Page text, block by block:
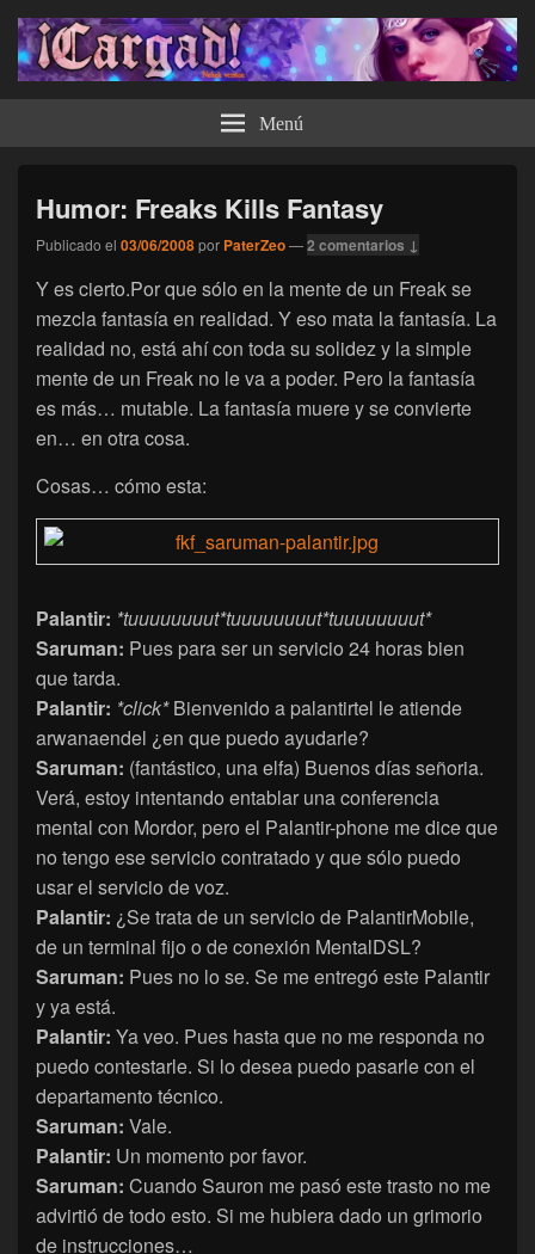
¡Cargad! Menú
Humor: Freaks Kills Fantasy
Publicado el 03/06/2008por PaterZeo—2 comentarios ↓
Y es cierto.Por que sólo en la mente de un Freak se
mezcla fantasía en realidad. Y eso mata la fantasía. La
realidad no, está ahí con toda su solidez y la simple
mente de un Freak no le va a poder. Pero la fantasía
es más… mutable. La fantasía muere y se convierte
en… en otra cosa.
Cosas… cómo esta:
Palantir: *tuuuuuuuut*tuuuuuuuut*tuuuuuuuut*
Saruman: Pues para ser un servicio 24 horas bien
que tarda.
Palantir: *click*Bienvenido a palantirtel le atiende
arwanaendel ¿en que puedo ayudarle?
Saruman: (fantástico, una elfa) Buenos días señoria.
Verá, estoy intentando entablar una conferencia
mental con Mordor, pero el Palantir-phone me dice que
no tengo ese servicio contratado y que sólo puedo
usar el servicio de voz.
Palantir: ¿Se trata de un servicio de PalantirMobile,
de un terminal fijo o de conexión MentalDSL?
Saruman: Pues no lo se. Se me entregó este Palantir
y ya está.
Palantir: Ya veo. Pues hasta que no me responda no
puedo contestarle. Si lo desea puedo pasarle con el
departamento técnico.
Saruman: Vale.
Palantir: Un momento por favor.
Saruman: Cuando Sauron me pasó este trasto no me
advirtió de todo esto. Si me hubiera dado un grimorio
de instrucciones…